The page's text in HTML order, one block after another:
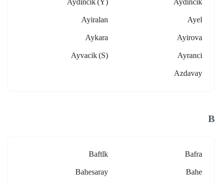
Ayel
Ayiralan
Ayirova
Aykara
Ayranci
Ayvacik (s)
Azdavay
B
Bafra
Baftlk
Bahe
Bahesaray